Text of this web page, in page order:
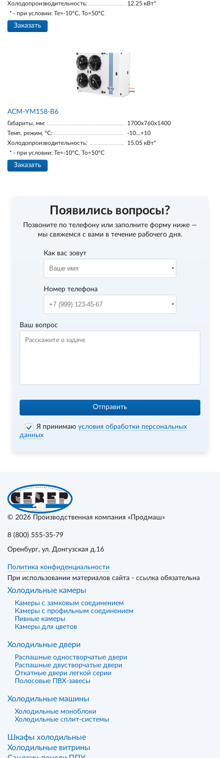
Холодопроизводительность:
12.25 кВт*
* - при условии: Te=-10ºC, To=50ºC
Заказать
АСМ-YM158-В6
Габариты, мм:
1700х760х1400
Темп. режим, °С:
-10…+10
Холодопроизводительность:
15.05 кВт*
* - при условии: Te=-10ºC, To=50ºC
Заказать
Появились вопросы?
Позвоните по телефону или заполните форму ниже —
мы свяжемся с вами в течение рабочего дня.
Как вас зовут
Номер телефона
Ваш вопрос
Отправить
Я принимаюусловия обработки персональных
данных
© 2026 Производственная компания «Продмаш»
8 (800) 555-35-79
Оренбург, ул. Донгузская д.16
Политика конфиденциальности
При использовании материалов сайта - ссылка обязательна
Холодильные камеры
Камеры с замковым соединением
Камеры с профильным соединением
Пивные камеры
Камеры для цветов
Холодильные двери
Распашные одностворчатые двери
Распашные двустворчатые двери
Откатные двери легкой серии
Полосовые ПВХ-завесы
Холодильные машины
Холодильные моноблоки
Холодильные сплит-системы
Шкафы холодильные
Холодильные витрины